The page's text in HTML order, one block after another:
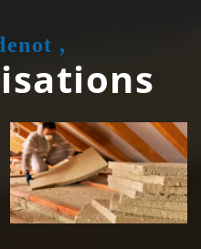
,
Isolation de
toiture 39
Jura